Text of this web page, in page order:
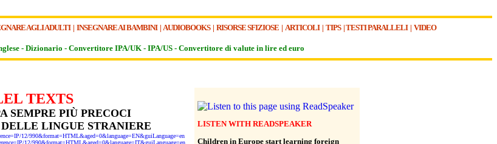
AGLI ADULTI | INSEGNARE AI BAMBINI| AUDIOBOOKS| RISORSE SFIZIOSE | ARTICOLI| TIPS|TESTI PARALLELI| VIDEO
-Dizionario - Convertitore IPA/UK - IPA/US - Convertitore di valute in lire ed euro
TEXTS
SEMPRE PIÙ PRECOCI
LINGUE STRANIERE
12/990&format=HTML&aged=0&language=EN&guiLanguage=en
12/990&format=HTML&aged=0&language=IT&guiLanguage=en
LISTEN WITH READSPEAKER
Children in Europe start learning foreign